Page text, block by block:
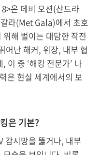
은 데비 오션(산드라
라(Met Gala)에서 초호
해 벌이는 대담한 작전
어난 해커, 위장, 내부 협
이 중 ‘해킹 전문가’ 나
은 현실 세계에서의 보
은 기본?
감시망을 뚫거나, 내부